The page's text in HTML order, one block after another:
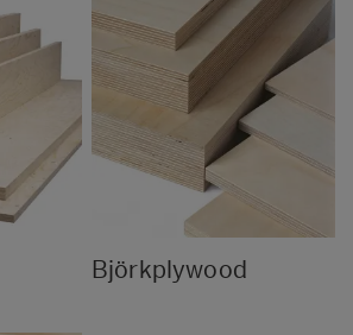
Björkplywood